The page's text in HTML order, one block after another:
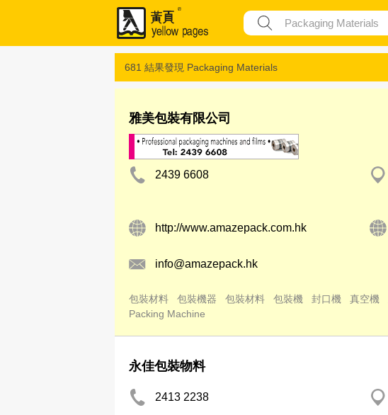
681 結果發現 Packaging Materials
雅美包裝有限公司
2439 6608
http://www.amazepack.com.hk
info@amazepack.hk
包裝材料 包裝機器 包裝材料 包裝機 封口機 真空機
Packing Machine
永佳包裝物料
2413 2238